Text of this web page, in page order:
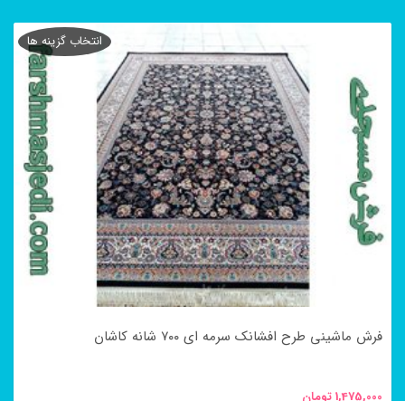
محصول
مختلفی
باشد.
گزینه
ها
صفحه
فرش ماشینی طرح افشانک سرمه ای ۷۰۰ شانه کاشان
1,475,000تومان
انتخاب گزینه ها